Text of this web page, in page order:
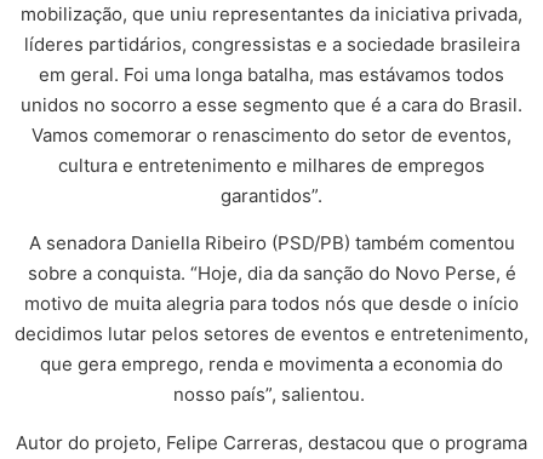
mobilização, que uniu representantes da iniciativa privada,
líderes partidários, congressistas e a sociedade brasileira
em geral. Foi uma longa batalha, mas estávamos todos
unidos no socorro a esse segmento que é a cara do Brasil.
Vamos comemorar o renascimento do setor de eventos,
cultura e entretenimento e milhares de empregos
garantidos”.
A senadora Daniella Ribeiro (PSD/PB) também comentou
sobre a conquista. “Hoje, dia da sanção do Novo Perse, é
motivo de muita alegria para todos nós que desde o início
decidimos lutar pelos setores de eventos e entretenimento,
que gera emprego, renda e movimenta a economia do
nosso país”, salientou.
Autor do projeto, Felipe Carreras, destacou que o programa